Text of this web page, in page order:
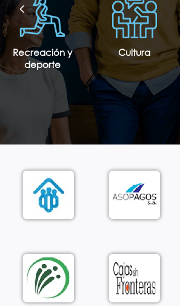
Recreación y
deporte
Cultura